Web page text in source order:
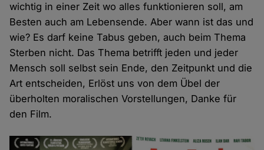
wichtig in einer Zeit wo alles funktionieren soll, am
Besten auch am Lebensende. Aber wann ist das und
wie? Es darf keine Tabus geben, auch beim Thema
Sterben nicht. Das Thema betrifft jeden und jeder
Mensch soll selbst sein Ende, den Zeitpunkt und die
Art entscheiden, Erlöst uns von dem Übel der
überholten moralischen Vorstellungen, Danke für
den Film.